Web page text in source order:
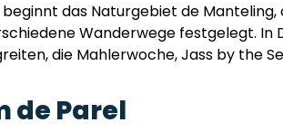
das Naturgebiet de
Wanderwege festgelegt.
die Mahlerwoche, Jass by the
de Parel